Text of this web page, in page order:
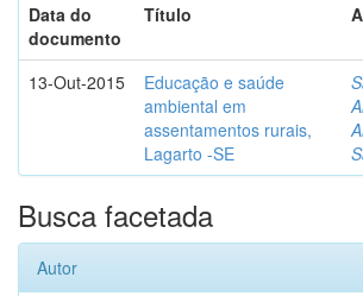
Data do
documento
Título
13-Out-2015
Educação e saúde
ambiental em
assentamentos rurais,
Lagarto -SE
Busca facetada
Autor